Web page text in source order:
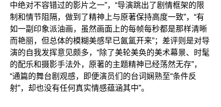
中绝对不容错过的影片之一”，“导演跳出了剧情框架的限
制和情节阻隔，做到了精神上与原著保持高度一致”，“有
如一副印象派油画，虽然画面上的每帧每秒都是那样清晰
而艳丽，但总体的模糊美感早已氤氲开来”；差评则是对导
演的自我发挥意见颇多，“除了美轮美奂的美术幕景、时髦
的配乐和摄影手法外，原著的主题精神已经荡然无存”，
“通篇的舞台剧观感，即便演员们的台词娴熟至“条件反
射”，却也没有任何真实情感蕴涵其中”。